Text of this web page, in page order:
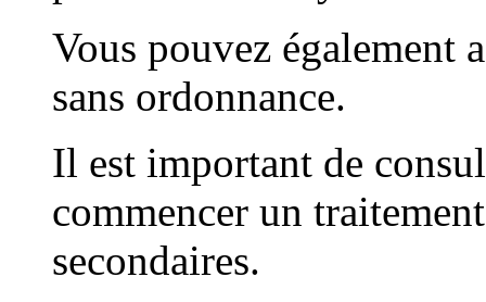
Vous pouvez également
sans ordonnance.
Il est important de
commencer un
secondaires.